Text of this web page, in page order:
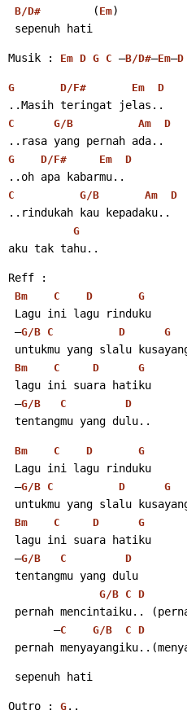
B/D# ( Em)
sepenuh hati
Musik : Em D G C –B/D#–Em–D
G D/F# Em D
..Masih teringat jelas..
C G/B Am D
..rasa yang pernah ada..
G D/F# Em D
..oh apa kabarmu..
C G/B Am D
..rindukah kau kepadaku..
G
aku tak tahu..
Reff :
Bm C D G
Lagu ini lagu rinduku
–G/B C D G
untukmu yang slalu
Bm C D G
lagu ini suara hatiku
–G/B C D
tentangmu yang dulu..
Bm C D G
Lagu ini lagu rinduku
–G/B C D G
untukmu yang slalu
Bm C D G
lagu ini suara hatiku
–G/B C D
tentangmu yang dulu
G/B C D
pernah mencintaiku..
–C G/B C D
pernah
sepenuh hati
Outro : G ..